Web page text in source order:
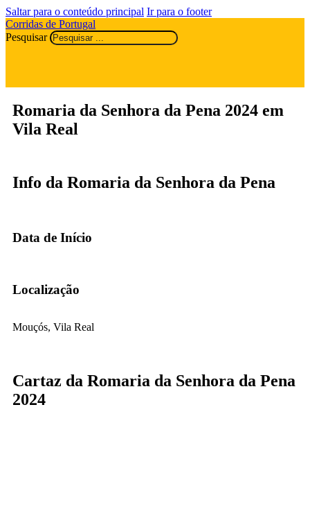
Saltar para o conteúdo principal Ir para o footer
Corridas de Portugal
Pesquisar
Romaria da Senhora da Pena 2024 em
Vila Real
Info da Romaria da Senhora da Pena
Data de Início
Localização
Mouçós, Vila Real
Cartaz da Romaria da Senhora da Pena
2024